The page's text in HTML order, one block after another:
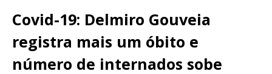
Covid-19: Delmiro Gouveia
registra mais um óbito e
número de internados sobe